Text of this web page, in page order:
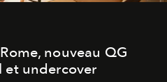
nouveau QG
undercover